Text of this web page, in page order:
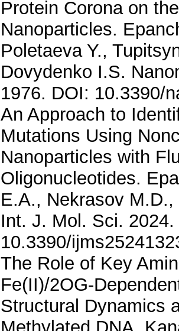
Protein Corona on
Nanoparticles.
Poletaeva Y.,
Dovydenko I.S.
1976. DOI: 10.3390/
An Approach to
Mutations Using
Nanoparticles with
Oligonucleotides.
E.A., Nekrasov
Int. J. Mol. Sci.
10.3390/
The Role of Key
Fe(II)/2OG-
Structural Dynamics